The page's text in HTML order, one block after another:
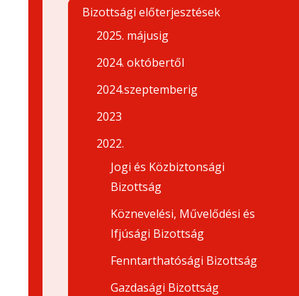
Bizottsági előterjesztések
2025. májusig
2024. októbertől
2024.szeptemberig
2023
2022.
Jogi és Közbiztonsági
Bizottság
Köznevelési, Művelődési és
Ifjúsági Bizottság
Fenntarthatósági Bizottság
Gazdasági Bizottság